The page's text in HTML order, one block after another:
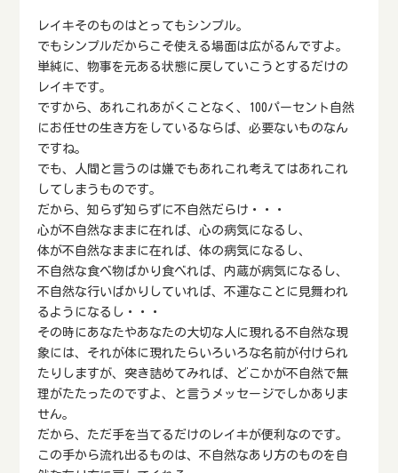
レイキそのものはとってもシンプル。
でもシンプルだからこそ使える場面は広がるんですよ。
単純に、物事を元ある状態に戻していこうとするだけの
レイキです。
ですから、あれこれあがくことなく、100パーセント自然
にお任せの生き方をしているならば、必要ないものなん
ですね。
でも、人間と言うのは嫌でもあれこれ考えてはあれこれ
してしまうものです。
だから、知らず知らずに不自然だらけ・・・
心が不自然なままに在れば、心の病気になるし、
体が不自然なままに在れば、体の病気になるし、
不自然な食べ物ばかり食べれば、内蔵が病気になるし、
不自然な行いばかりしていれば、不運なことに見舞われ
るようになるし・・・
その時にあなたやあなたの大切な人に現れる不自然な現
象には、それが体に現れたらいろいろな名前が付けられ
たりしますが、突き詰めてみれば、どこかが不自然で無
理がたたったのですよ、と言うメッセージでしかありま
せん。
だから、ただ手を当てるだけのレイキが便利なのです。
この手から流れ出るものは、不自然なあり方のものを自